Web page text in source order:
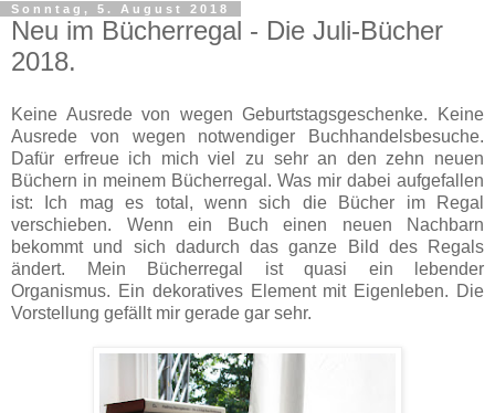
Sonntag, 5. August 2018
Neu im Bücherregal - Die Juli-Bücher
2018.
Keine Ausrede von wegen Geburtstagsgeschenke. Keine
Ausrede von wegen notwendiger Buchhandelsbesuche.
Dafür erfreue ich mich viel zu sehr an den zehn neuen
Büchern in meinem Bücherregal. Was mir dabei aufgefallen
ist: Ich mag es total, wenn sich die Bücher im Regal
verschieben. Wenn ein Buch einen neuen Nachbarn
bekommt und sich dadurch das ganze Bild des Regals
ändert. Mein Bücherregal ist quasi ein lebender
Organismus. Ein dekoratives Element mit Eigenleben. Die
Vorstellung gefällt mir gerade gar sehr.